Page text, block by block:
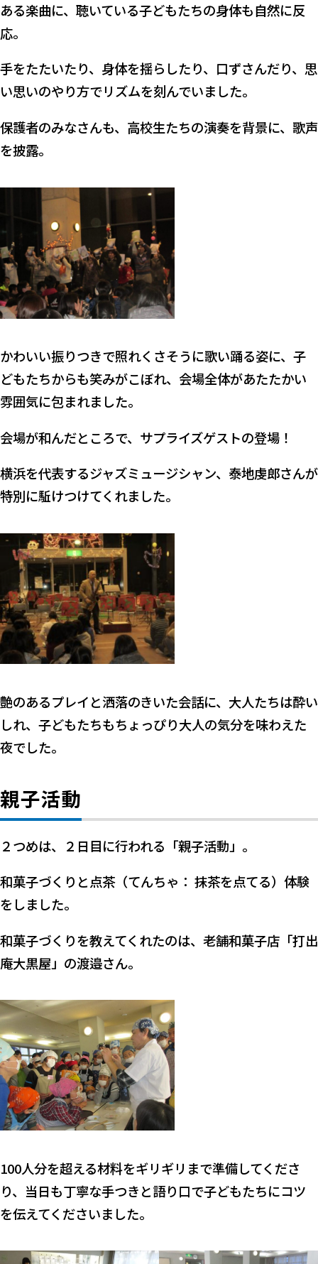
ある楽曲に、聴いている子どもたちの身体も自然に反
応。
手をたたいたり、身体を揺らしたり、口ずさんだり、思
い思いのやり方でリズムを刻んでいました。
保護者のみなさんも、高校生たちの演奏を背景に、歌声
を披露。
かわいい振りつきで照れくさそうに歌い踊る姿に、子
どもたちからも笑みがこぼれ、会場全体があたたかい
雰囲気に包まれました。
会場が和んだところで、サプライズゲストの登場！
横浜を代表するジャズミュージシャン、泰地虔郎さんが
特別に駈けつけてくれました。
艶のあるプレイと洒落のきいた会話に、大人たちは酔い
しれ、子どもたちもちょっぴり大人の気分を味わえた
夜でした。
親子活動
２つめは、２日目に行われる「親子活動」。
和菓子づくりと点茶（てんちゃ： 抹茶を点てる）体験
をしました。
和菓子づくりを教えてくれたのは、老舗和菓子店「打出
庵大黒屋」の渡邉さん。
100人分を超える材料をギリギリまで準備してくださ
り、当日も丁寧な手つきと語り口で子どもたちにコツ
を伝えてくださいました。